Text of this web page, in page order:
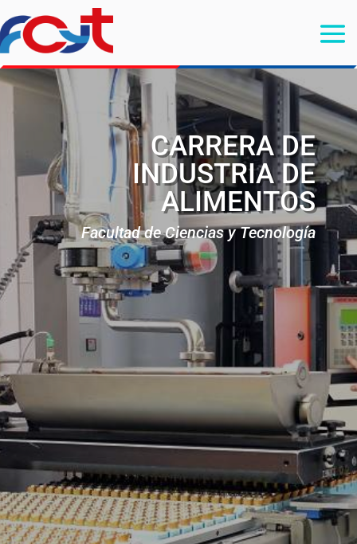
CARRERA DE
INDUSTRIA DE
ALIMENTOS
Facultad de Ciencias y Tecnología